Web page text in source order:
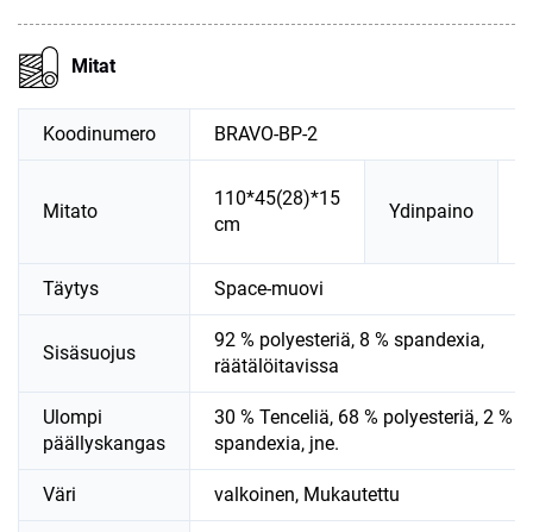
Mitat
Koodinumero BRAVO-BP-2
Mitato
110*45(28)*15
cm
Ydinpaino
Täytys Space-muovi
Sisäsuojus
92 % polyesteriä, 8 % spandexia,
räätälöitavissa
Ulompi
päällyskangas
30 % Tenceliä, 68 % polyesteriä, 2 %
spandexia, jne.
Väri valkoinen, Mukautettu